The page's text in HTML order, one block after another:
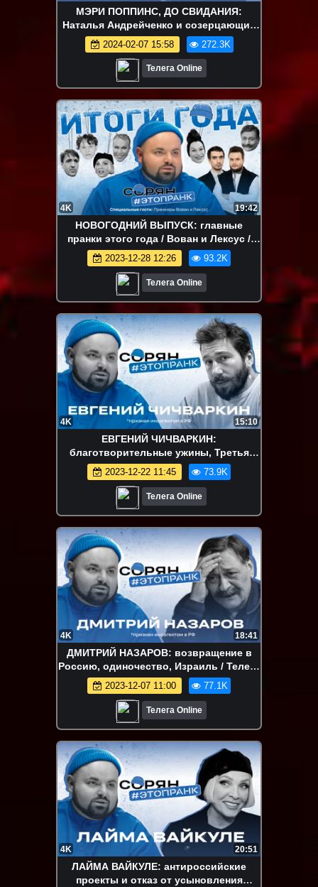
МЭРИ ПОППИНС, ДО СВИДАНИЯ:
Наталья Андрейченко и созерцающие
из Америки / Сорян, это пранк
2024-02-07 15:58 272.3K
Телега Online
4K 19:42
НОВОГОДНИЙ ВЫПУСК: главные
пранки этого года / Вован и Лексус /
Сорян, это пранк!
2023-12-28 12:26 93.2K
Телега Online
4K 15:10
ЕВГЕНИЙ ЧИЧВАРКИН:
благотворительные ужины, Третья
мировая, Путин / Сорян / Стас Ай,как
просто!
2023-12-22 11:45 73.9K
Телега Online
4K 18:41
ДМИТРИЙ НАЗАРОВ: возвращение в
Россию, одиночество, Израиль / Телега
Online
2023-12-07 11:00 77.1K
Телега Online
4K 20:51
ЛАЙМА ВАЙКУЛЕ: антироссийские
проекты и отказ от усыновления